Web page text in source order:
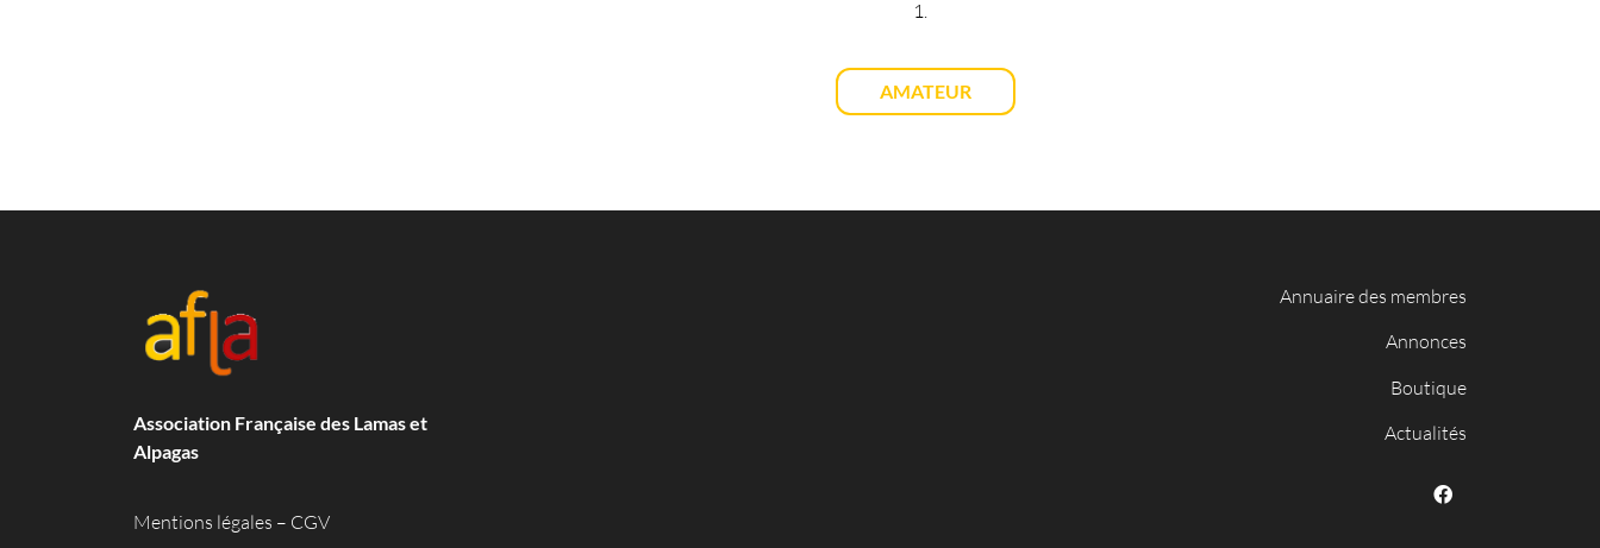
AMATEUR
Association Française des Lamas et
Alpagas
Mentions légales – CGV
Annuaire des membres
Annonces
Boutique
Actualités